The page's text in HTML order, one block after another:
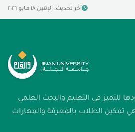
آخر تحديث: الإثنين ١٨ مايو ٢٠٢٦
للتميز في التعليم والبحث العلمي
تمكين الطلاب بالمعرفة والمهارات